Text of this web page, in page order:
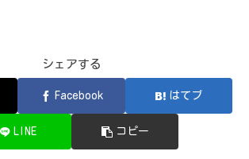
シェアする
Facebook はてブ
LINE コピー